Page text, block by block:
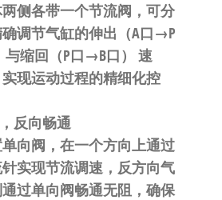
侧各带一个节流阀，可分
调节气缸的​​伸出（A口→P
​ 与​​缩回（P口→B口）​
​ 速
现运动过程的精细化控
反向畅通​
向阀，在一个方向上通过
实现节流调速，反方向气
过单向阀畅通无阻，确保